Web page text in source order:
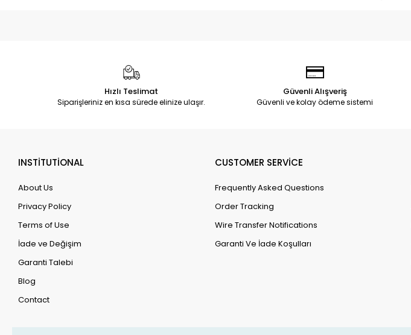
Hızlı Teslimat
Siparişleriniz en kısa sürede elinize ulaşır.
Güvenli Alışveriş
Güvenli ve kolay ödeme sistemi
INSTİTUTİONAL
About Us
Privacy Policy
Terms of Use
İade ve Değişim
Garanti Talebi
Blog
Contact
CUSTOMER SERVİCE
Frequently Asked Questions
Order Tracking
Wire Transfer Notifications
Garanti Ve İade Koşulları